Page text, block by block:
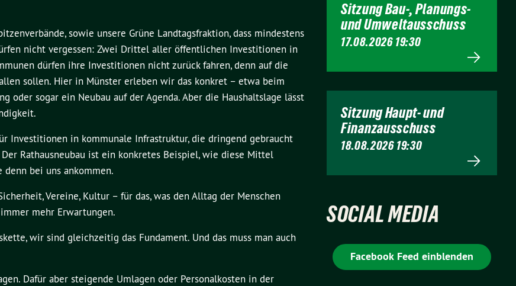
sowie unsere Grüne Landtagsfraktion, dass mindestens
nicht vergessen: Zwei Drittel aller öffentlichen Investitionen in
dürfen ihre Investitionen nicht zurück fahren, denn auf die
sollen. Hier in Münster erleben wir das konkret – etwa beim
oder sogar ein Neubau auf der Agenda. Aber die Haushaltslage lässt
Investitionen in kommunale Infrastruktur, die dringend gebraucht
Rathausneubau ist ein konkretes Beispiel, wie diese Mittel
bei uns ankommen.
Vereine, Kultur – für das, was den Alltag der Menschen
mehr Erwartungen.
wir sind gleichzeitig das Fundament. Und das muss man auch
Dafür aber steigende Umlagen oder Personalkosten in der
Sitzung Bau-, Planungs-
und Umweltausschuss
17.08.2026 19:30
Sitzung Haupt- und
Finanzausschuss
18.08.2026 19:30
SOCIAL MEDIA
Facebook Feed einblenden